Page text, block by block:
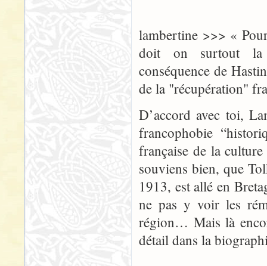
lambertine >>> «
doit on surtout la
conséquence de
de la "récupération"
D’accord avec toi,
francophobie
française de la
souviens bien, que
1913, est allé en
ne pas y voir les
région… Mais là
détail dans la